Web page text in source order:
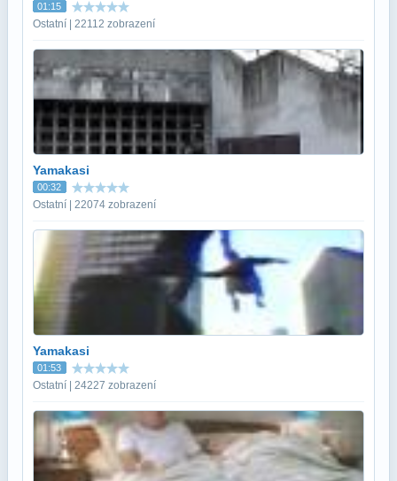
01:15
Ostatní | 22112 zobrazení
Yamakasi
00:32
Ostatní | 22074 zobrazení
Yamakasi
01:53
Ostatní | 24227 zobrazení